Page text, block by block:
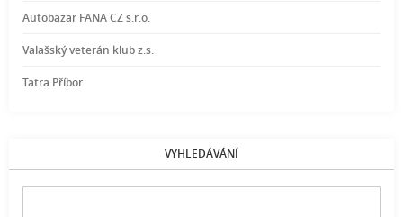
Autobazar FANA CZ s.r.o.
Valašský veterán klub z.s.
Tatra Příbor
VYHLEDÁVÁNÍ